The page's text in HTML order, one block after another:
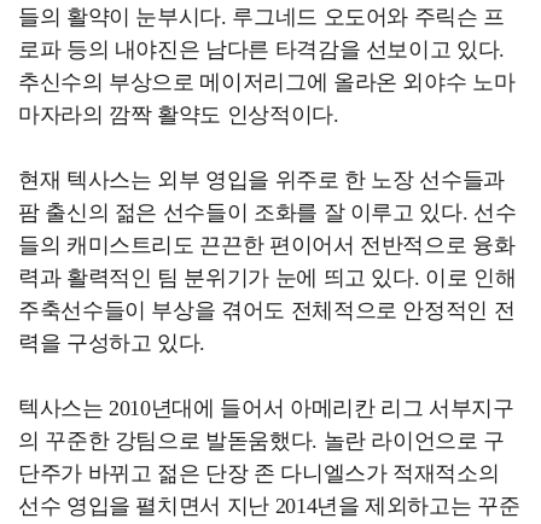
들의 활약이 눈부시다. 루그네드 오도어와 주릭슨 프
로파 등의 내야진은 남다른 타격감을 선보이고 있다.
추신수의 부상으로 메이저리그에 올라온 외야수 노마
마자라의 깜짝 활약도 인상적이다.
현재 텍사스는 외부 영입을 위주로 한 노장 선수들과
팜 출신의 젊은 선수들이 조화를 잘 이루고 있다. 선수
들의 캐미스트리도 끈끈한 편이어서 전반적으로 융화
력과 활력적인 팀 분위기가 눈에 띄고 있다. 이로 인해
주축선수들이 부상을 겪어도 전체적으로 안정적인 전
력을 구성하고 있다.
텍사스는 2010년대에 들어서 아메리칸 리그 서부지구
의 꾸준한 강팀으로 발돋움했다. 놀란 라이언으로 구
단주가 바뀌고 젊은 단장 존 다니엘스가 적재적소의
선수 영입을 펼치면서 지난 2014년을 제외하고는 꾸준